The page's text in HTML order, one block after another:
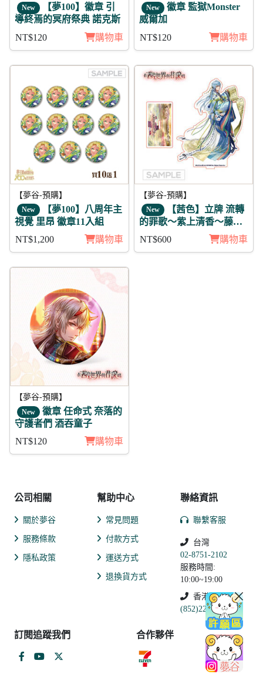
New 【夢100】徽章 引
導終焉的冥府祭典 諾克斯
NT$120
購物車
New 徽章 監獄Monster
威爾加
NT$120
購物車
【夢谷-預購】
New 【夢100】八周年主
視覺 里昂 徽章11入組
NT$1,200
購物車
【夢谷-預購】
New 【茜色】立牌 流轉
的罪歌～紫上清香～藤原
NT$600 購物車
【夢谷-預購】
New 徽章 任命式 奈落的
守護者們 酒吞童子
NT$120
購物車
公司相關
關於夢谷
服務條款
隱私政策
幫助中心
常見問題
付款方式
運送方式
退換貨方式
聯絡資訊
聯繫客服
台灣
02-8751-2102
服務時間:
10:00~19:00
香港
(852)2250-9311
訂閱追蹤我們 合作夥伴